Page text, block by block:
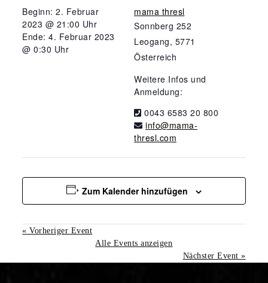
Beginn: 2. Februar
2023 @ 21:00 Uhr
Ende: 4. Februar 2023
@ 0:30 Uhr
mama thresl
Sonnberg 252
Leogang, 5771
Österreich
Weitere Infos und
Anmeldung:
0043 6583 20 800
info@mama-
thresl.com
Zum Kalender hinzufügen
« Vorheriger Event
Alle Events anzeigen
Nächster Event»